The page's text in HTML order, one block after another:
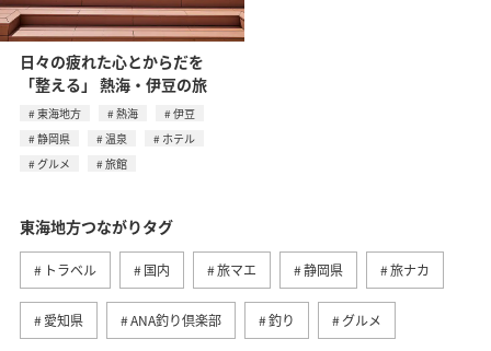
日々の疲れた心とからだを
「整える」 熱海・伊豆の旅
東海地方 熱海
伊豆
静岡県
温泉
ホテル
グルメ
旅館
東海地方つながりタグ
トラベル 国内 旅マエ 静岡県 旅ナカ
愛知県 ANA釣り倶楽部 釣り グルメ